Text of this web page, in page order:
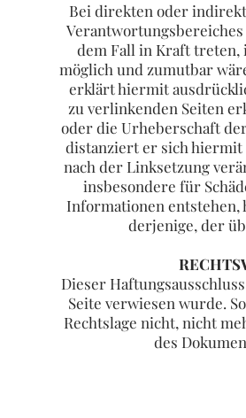
Bei direkten oder
dem Fall in Kraft treten,
möglich und zumutbar
erklärt hiermit
zu verlinkenden Seiten
oder die Urheberschaft
distanziert er sich hiermit
nach der Linksetzung
insbesondere für
Informationen entstehen,
derjenige, der
Dieser
Seite verwiesen wurde.
Rechtslage nicht, nicht
des